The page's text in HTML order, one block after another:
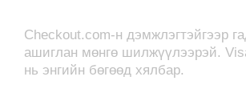
Checkout.com-н дэмжлэгтэйгээр
ашиглан мөнгө шилжүүлээрэй.
нь энгийн бөгөөд хялбар.